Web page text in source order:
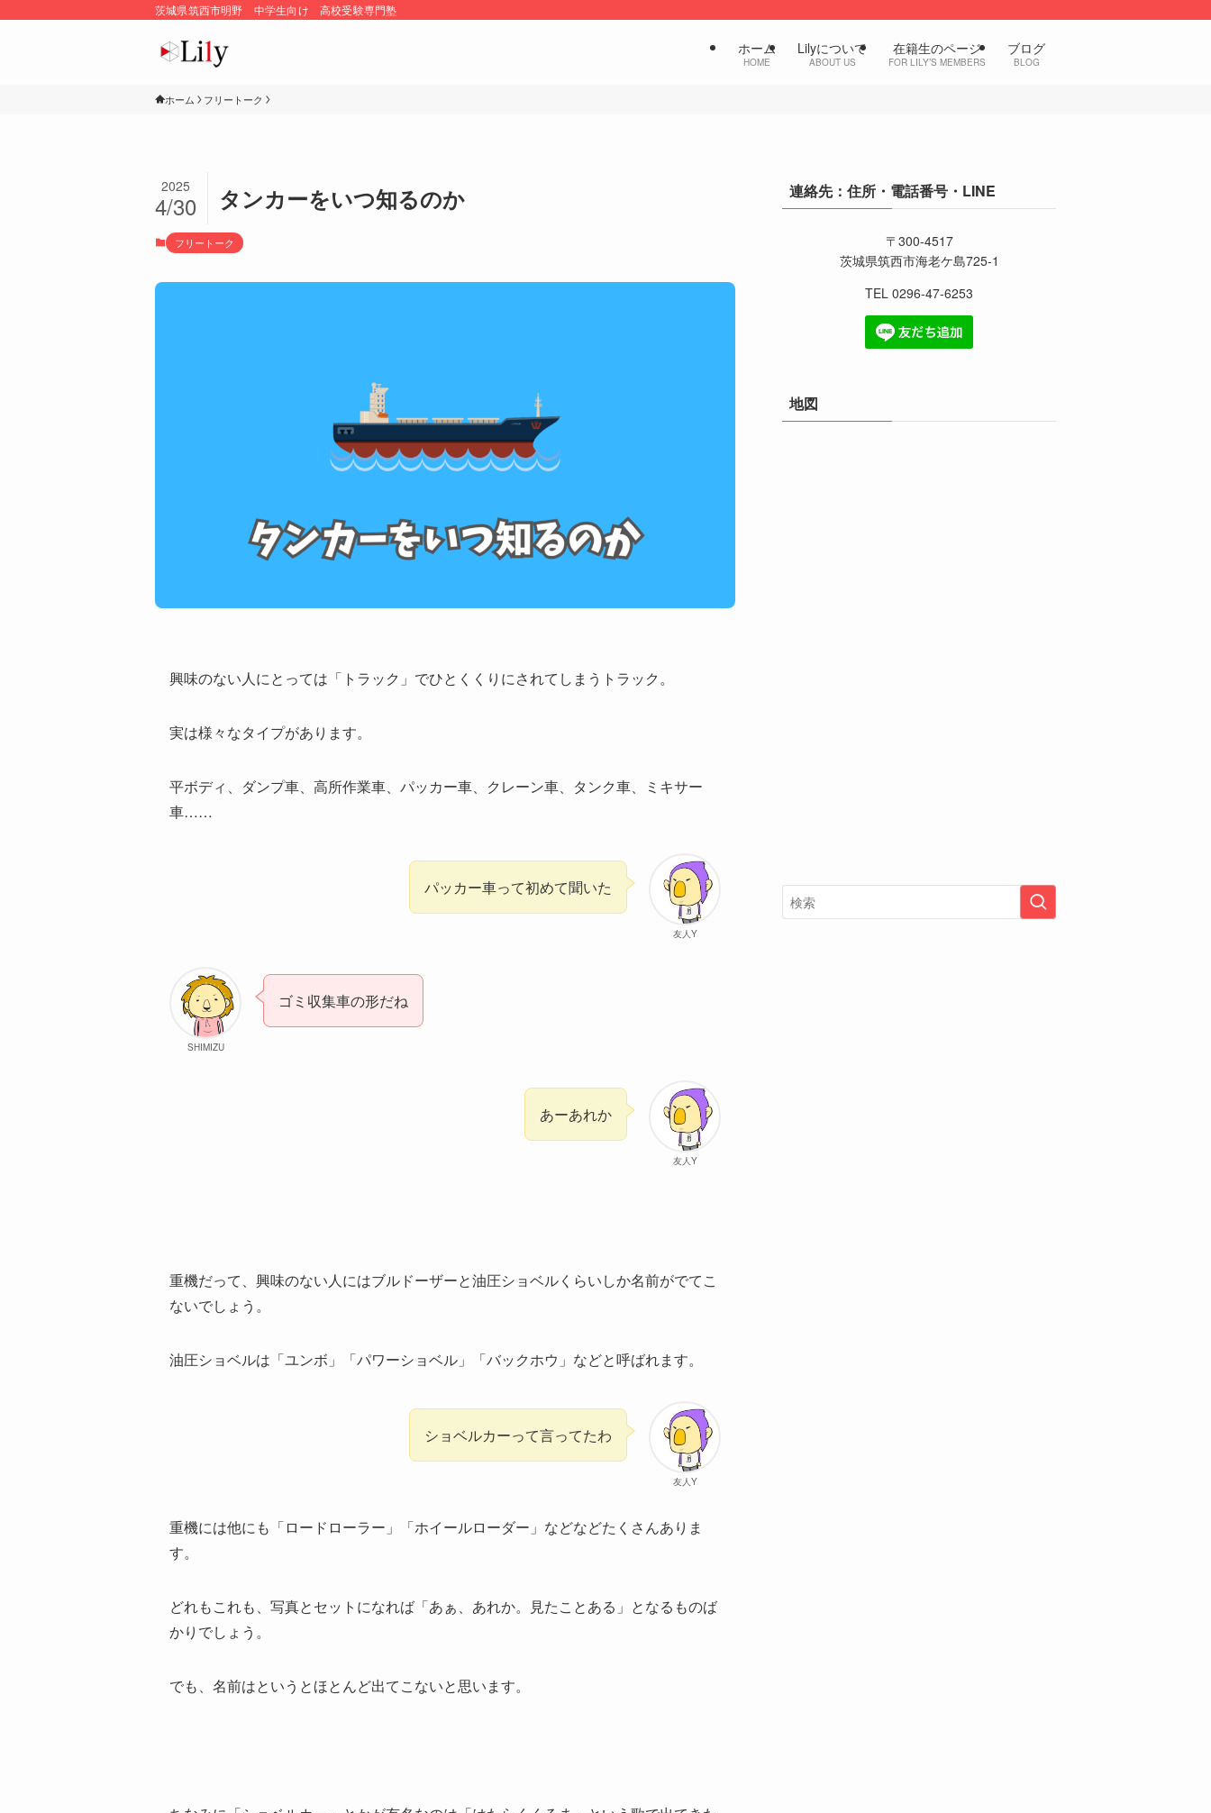
茨城県筑西市明野 中学生向け 高校受験専門塾
ホーム
HOME
Lilyについて
ABOUT US
在籍生のページ
FOR LILY’S MEMBERS
ブログ
BLOG
ホーム フリートーク
タンカーをいつ知るのか
2025
4/30
フリートーク
興味のない人にとっては「トラック」でひとくくりにされてしまうトラック。
実は様々なタイプがあります。
平ボディ、ダンプ車、高所作業車、パッカー車、クレーン車、タンク車、ミキサー
車……
友人Y
パッカー車って初めて聞いた
SHIMIZU
ゴミ収集車の形だね
友人Y
あーあれか
重機だって、興味のない人にはブルドーザーと油圧ショベルくらいしか名前がでてこ
ないでしょう。
油圧ショベルは「ユンボ」「パワーショベル」「バックホウ」などと呼ばれます。
友人Y
ショベルカーって言ってたわ
重機には他にも「ロードローラー」「ホイールローダー」などなどたくさんありま
す。
どれもこれも、写真とセットになれば「あぁ、あれか。見たことある」となるものば
かりでしょう。
でも、名前はというとほとんど出てこないと思います。
連絡先：住所・電話番号・LINE
〒300-4517
茨城県筑西市海老ケ島725-1
TEL 0296-47-6253
地図